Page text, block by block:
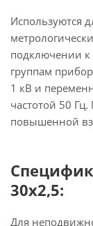
Используются
подключении
группам
1 кВ и
частотой 50
повышенной
30х2,5:
Для